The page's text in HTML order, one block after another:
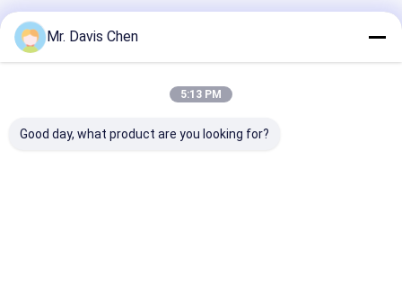
추천된 제품
Mr. Davis Chen
5:13 PM
Good day, what product are you looking for?